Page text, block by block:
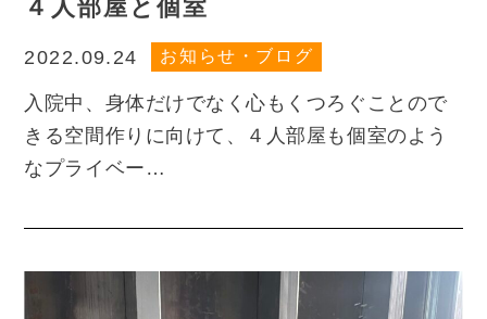
４人部屋と個室
2022.09.24 お知らせ・ブログ
入院中、身体だけでなく心もくつろぐことので
きる空間作りに向けて、４人部屋も個室のよう
なプライベー…